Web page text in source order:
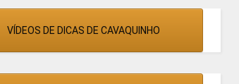
VÍDEOS DE DICAS DE CAVAQUINHO